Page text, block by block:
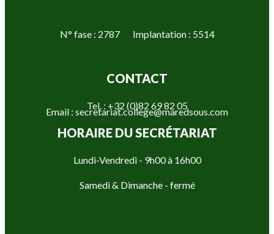
N° fase : 2787 Implantation : 5514
CONTACT
Tel. : +32 (0)82 69 82 05
Email : secretariat.college@maredsous.com
HORAIRE DU SECRÉTARIAT
Lundi-Vendredi - 9h00 à 16h00
Samedi & Dimanche - fermé